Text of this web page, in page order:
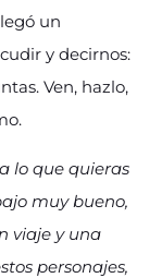
un
y decirnos:
Ven, hazlo,
lo que quieras
muy bueno,
viaje y una
personajes,